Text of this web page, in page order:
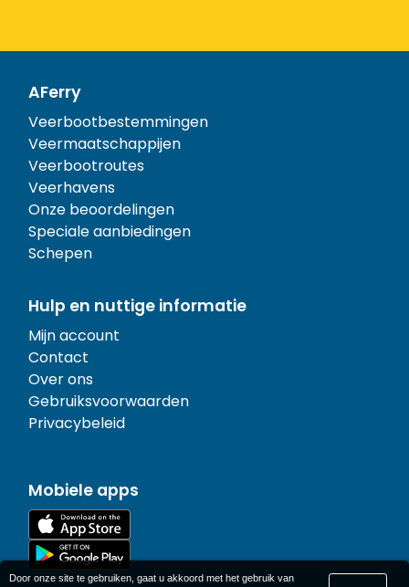
AFerry
Veerbootbestemmingen
Veermaatschappijen
Veerbootroutes
Veerhavens
Onze beoordelingen
Speciale aanbiedingen
Schepen
Hulp en nuttige informatie
Mijn account
Contact
Over ons
Gebruiksvoorwaarden
Privacybeleid
Mobiele apps
Door onze site te gebruiken, gaat u akkoord met het gebruik van